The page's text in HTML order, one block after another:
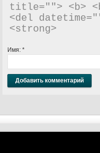
title=""> <b>
<del
<strong>
Имя: *